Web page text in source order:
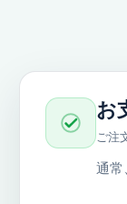
お
ご注
通常